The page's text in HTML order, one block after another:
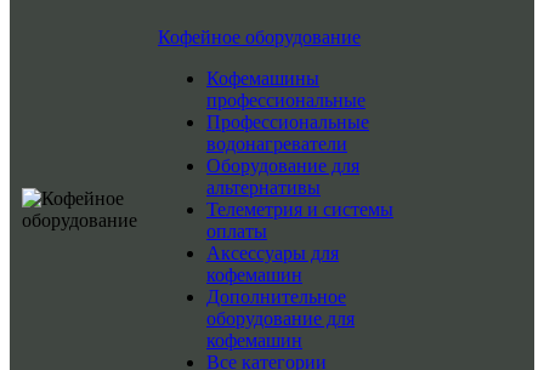
Кофейное оборудование
Кофемашины
профессиональные
Профессиональные
водонагреватели
Оборудование для
альтернативы
Телеметрия и системы
оплаты
Аксессуары для
кофемашин
Дополнительное
оборудование для
кофемашин
Все категории